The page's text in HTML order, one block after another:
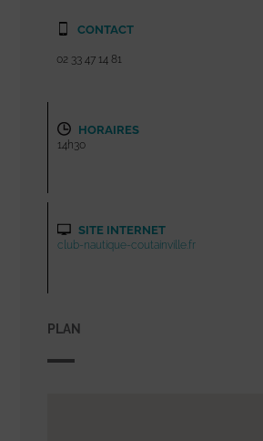
CONTACT
02 33 47 14 81
HORAIRES
14h30
SITE INTERNET
club-nautique-coutainville.fr
PLAN